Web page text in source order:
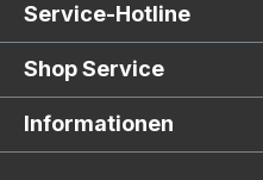
Service-Hotline
Shop Service
Informationen